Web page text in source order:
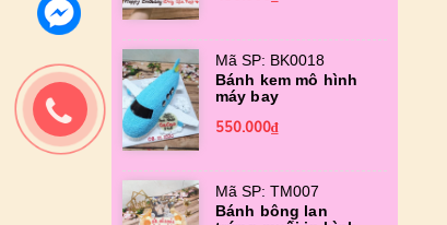
Mã SP: BK0018
Bánh kem mô hình
máy bay
550.000₫
Mã SP: TM007
Bánh bông lan